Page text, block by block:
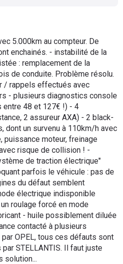
5.000km au compteur. De
enchainés. - instabilité de la
: remplacement de la
de conduite. Problème résolu.
/ rappels effectués avec
- plusieurs diagnostics console
entre 48 et 127€ !) - 4
2 assureur AXA) - 2 black-
dont un survenu à 110km/h avec
moteur, freinage
risque de collision ! -
de traction électrique"
parfois le véhicule : pas de
du défaut semblent
électrique indisponible
roulage forcé en mode
- huile possiblement diluée
contacté à plusieurs
OPEL, tous ces défauts sont
STELLANTIS. Il faut juste
solution...